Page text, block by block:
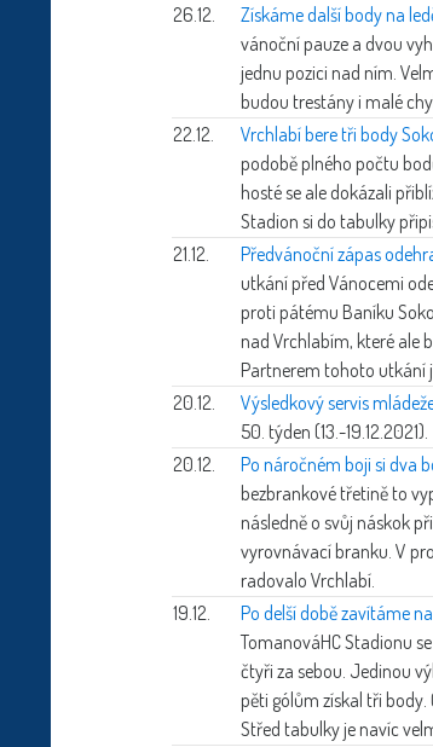
26.12.
Získáme další body na
vánoční pauze a dvou
jednu pozici nad ním.
budou trestány i malé
22.12.
Vrchlabí bere tři body
podobě plného počtu
hosté se ale dokázali
Stadion si do tabulky
21.12.
Předvánoční zápas
utkání před Vánocemi
proti pátému Baníku
nad Vrchlabím, které ale
Partnerem tohoto utkání
20.12.
Výsledkový servis
50. týden (13.-19.12.2021).
20.12.
Po náročném boji si dva
bezbrankové třetině to
následně o svůj náskok
vyrovnávací branku. V
radovalo Vrchlabí.
19.12.
Po delší době zavítáme
TomanováHC Stadionu
čtyři za sebou. Jedinou
pěti gólům získal tři body.
Střed tabulky je navíc